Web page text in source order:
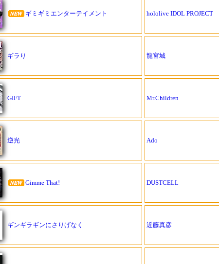
ギミギミエンターテイメント hololive IDOL PROJECT
ギラり 龍宮城
GIFT Mr.Children
逆光 Ado
Gimme That! DUSTCELL
ギンギラギンにさりげなく 近藤真彦